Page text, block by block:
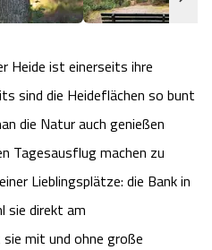
Heidschnuckenweg
aus?
Heide ist einerseits ihre
sind die Heideflächen so bunt
die Natur auch genießen
Tagesausflug machen zu
Lieblingsplätze: die Bank in
sie direkt am
mit und ohne große